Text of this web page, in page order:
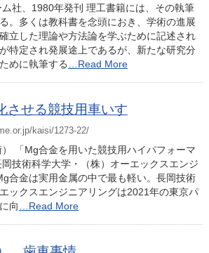
社、1980年発刊 理工書籍には、その執筆
。多くは教科書を念頭におき、学術の進展
立した理論や方法論を学ぶために記述され
特定され発展途上であるが、新たな研究分
めに執筆する
…Read More
させる競技用車いす
kaisi/1273-22/
「Mg合金を用いた競技用ハイパフォーマ
技術科学大学・（株）オーエックスエンジ
合金は実用金属の中で最も軽い。長岡技術
ックスエンジニアリングは2021年の東京パ
向
…Read More